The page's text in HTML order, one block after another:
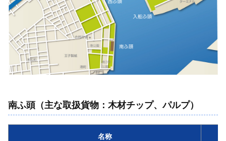
南ふ頭（主な取扱貨物：木材チップ、パルプ）
名称